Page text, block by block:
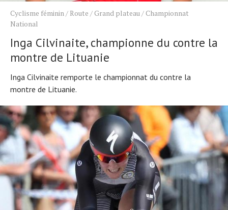
Cyclisme féminin/ Route / Grand plateau/ Championnat
National
Inga Cilvinaite, championne du contre la
montre de Lituanie
Inga Cilvinaite remporte le championnat du contre la
montre de Lituanie.